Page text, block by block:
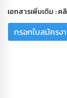
เอกสารเพิ่มเติม :ค
กรอกใบสมัครง